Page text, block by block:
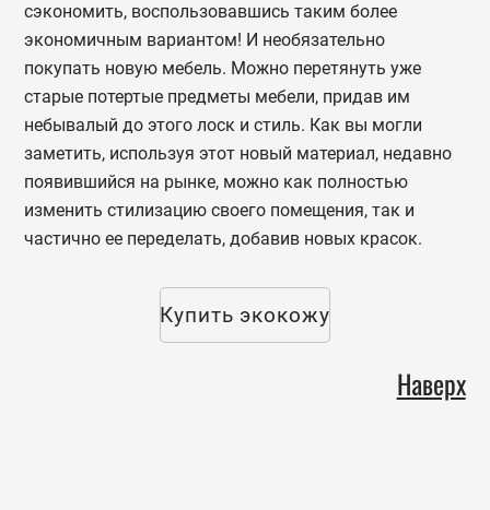
сэкономить, воспользовавшись таким более
экономичным вариантом! И необязательно
покупать новую мебель. Можно перетянуть уже
старые потертые предметы мебели, придав им
небывалый до этого лоск и стиль. Как вы могли
заметить, используя этот новый материал, недавно
появившийся на рынке, можно как полностью
изменить стилизацию своего помещения, так и
частично ее переделать, добавив новых красок.
Купить экокожу
Наверх